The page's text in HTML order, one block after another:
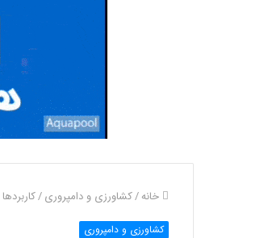
خانه/کشاورزی و دامپروری/
کشاورزی و دامپروری